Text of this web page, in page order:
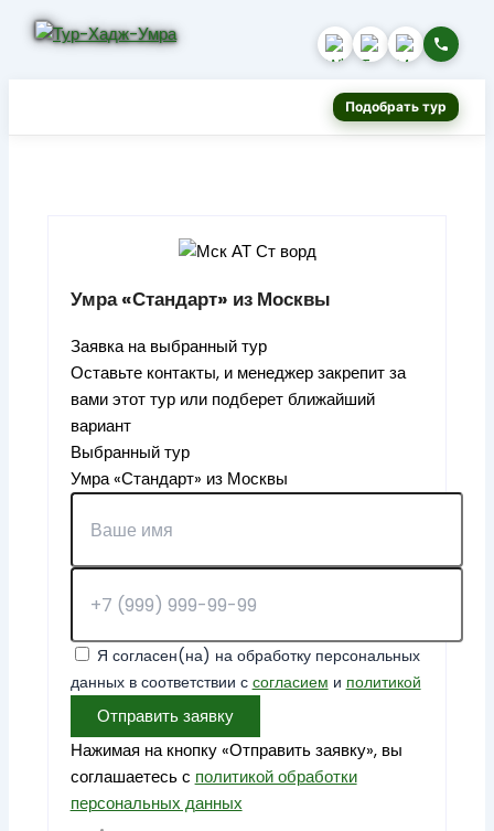
Подобрать тур
Умра «Стандарт» из Москвы
Заявка на выбранный тур
Оставьте контакты, и менеджер закрепит за
вами этот тур или подберет ближайший
вариант
Выбранный тур
Умра «Стандарт» из Москвы
Я согласен(на) на обработку персональных
данных в соответствии с согласием и политикой
Отправить заявку
Нажимая на кнопку «Отправить заявку», вы
соглашаетесь с политикой обработки
персональных данных